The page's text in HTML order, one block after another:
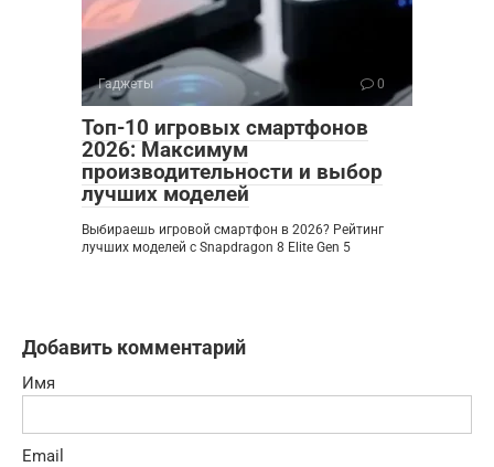
Гаджеты 0
Топ-10 игровых смартфонов
2026: Максимум
производительности и выбор
лучших моделей
Выбираешь игровой смартфон в 2026? Рейтинг
лучших моделей с Snapdragon 8 Elite Gen 5
Добавить комментарий
Имя
Email